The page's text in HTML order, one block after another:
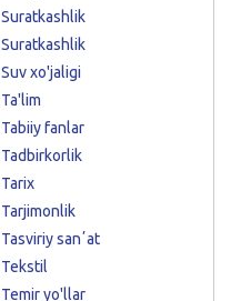
Suratkashlik
Suratkashlik
Suv xo'jaligi
Ta'lim
Tabiiy fanlar
Tadbirkorlik
Tarix
Tarjimonlik
Tasviriy sanʼat
Tekstil
Temir yo'llar